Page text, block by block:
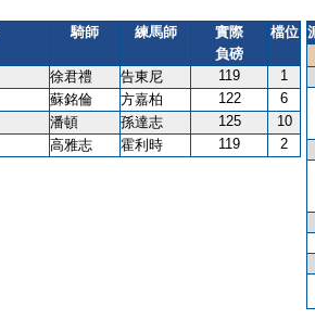
騎師 練馬師
實際
負磅
檔位
徐君禮 告東尼 119
1
蘇銘倫 方嘉柏 122
6
潘頓 孫達志 125
10
高雅志 霍利時 119 2